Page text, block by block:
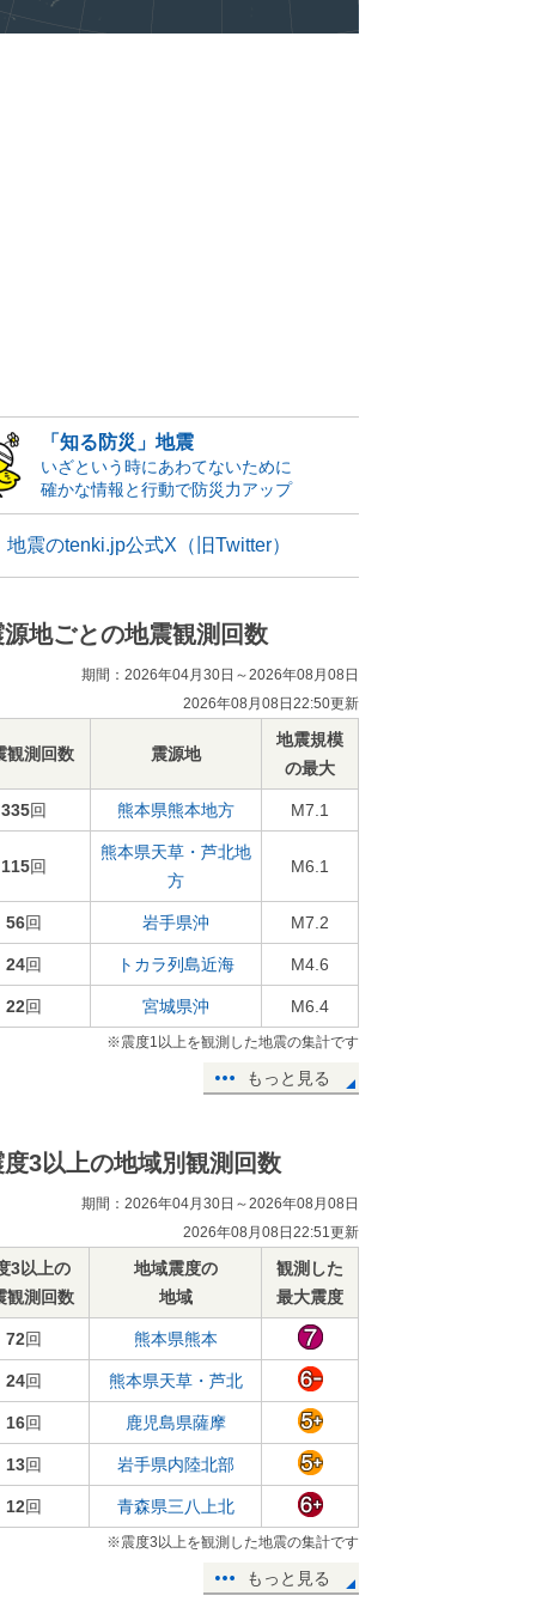
「知る防災」地震
いざという時にあわてないために
確かな情報と行動で防災力アップ
地震のtenki.jp公式X（旧Twitter）
源地ごとの地震観測回数
期間：2026年04月30日～2026年08月08日
2026年08月08日22:50更新
観測回数 震源地
地震規模
の最大
335回 熊本県熊本地方 M7.1
115回
熊本県天草・芦北地
方
M6.1
56回 岩手県沖 M7.2
24回 トカラ列島近海 M4.6
22回 宮城県沖 M6.4
※震度1以上を観測した地震の集計です
もっと見る
度3以上の地域別観測回数
期間：2026年04月30日～2026年08月08日
2026年08月08日22:51更新
3以上の
観測回数
地域震度の
地域
観測した
最大震度
72回 熊本県熊本
24回 熊本県天草・芦北
16回 鹿児島県薩摩
13回 岩手県内陸北部
12回 青森県三八上北
※震度3以上を観測した地震の集計です
もっと見る